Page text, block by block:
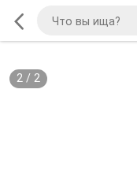
2/ 2